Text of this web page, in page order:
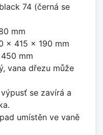
74 (černá se
mm
x 415 x 190 mm
450 mm
vana dřezu může
se zavírá a
umístěn ve vaně